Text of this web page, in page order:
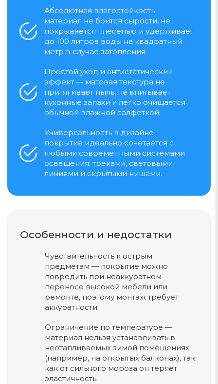
Абсолютная влагостойкость —
материал не боится сырости, не
покрывается плесенью и удерживает
до 100 литров воды на квадратный
метр в случае затопления.
Простой уход и антистатический
эффект — матовая текстура не
притягивает пыль, не впитывает
кухонные запахи и легко очищается
обычной влажной салфеткой.
Универсальность в дизайне —
покрытие идеально сочетается с
любыми современными системами
освещения: треками, световыми
линиями и скрытыми нишами.
Особенности и недостатки
Чувствительность к острым
предметам — покрытие можно
повредить при неаккуратном
переносе высокой мебели или
ремонте, поэтому монтаж требует
аккуратности.
Ограничение по температуре —
материал нельзя устанавливать в
неотапливаемых зимой помещениях
(например, на открытых балконах), так
как от сильного мороза он теряет
эластичность.